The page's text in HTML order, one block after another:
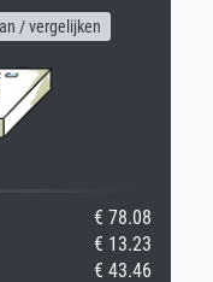
/ vergelijken
€ 78.08
€ 13.23
€ 43.46